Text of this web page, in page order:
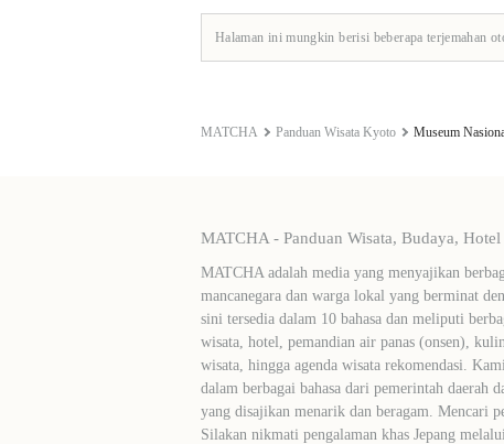
Halaman ini mungkin berisi beberapa terjemahan
MATCHA Panduan Wisata Kyoto Museum
MATCHA - Panduan Wisata, Budaya, Hotel
MATCHA adalah media yang menyajikan
mancanegara dan warga lokal yang berminat
sini tersedia dalam 10 bahasa dan meliputi
wisata, hotel, pemandian air panas (onsen),
wisata, hingga agenda wisata rekomendasi.
dalam berbagai bahasa dari pemerintah daerah
yang disajikan menarik dan beragam. Mencari
Silakan nikmati pengalaman khas Jepang